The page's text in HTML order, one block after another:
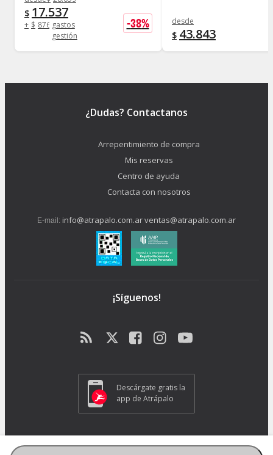
$ 17.537
+ $ 876 gastos
gestión
-38% desde
$ 43.843
¿Dudas? Contactanos
Arrepentimiento de compra
Mis reservas
Centro de ayuda
Contacta con nosotros
E-mail: info@atrapalo.com.arventas@atrapalo.com.ar
¡Síguenos!
Descárgate gratis la
app de Atrápalo